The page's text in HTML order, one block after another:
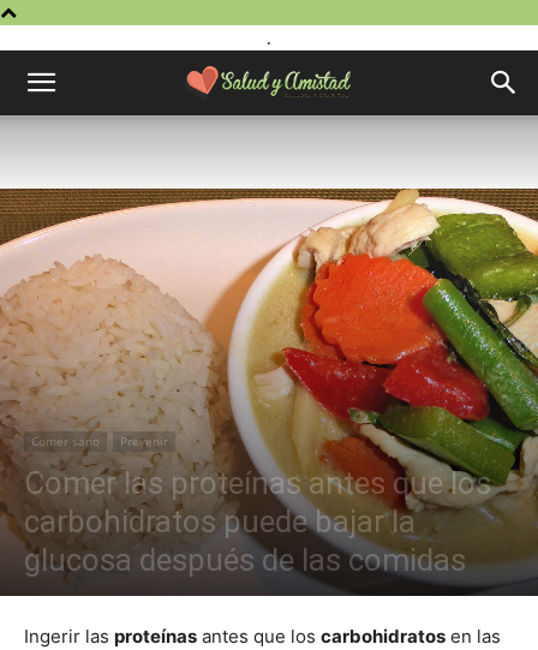
.
Comer sano Prevenir
Comer las proteínas antes que los
carbohidratos puede bajar la
glucosa después de las comidas
Ingerir las proteínas antes que los carbohidratos en las